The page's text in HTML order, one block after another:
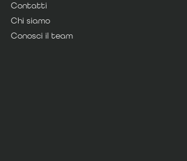
Contatti
Chi siamo
Conosci il team